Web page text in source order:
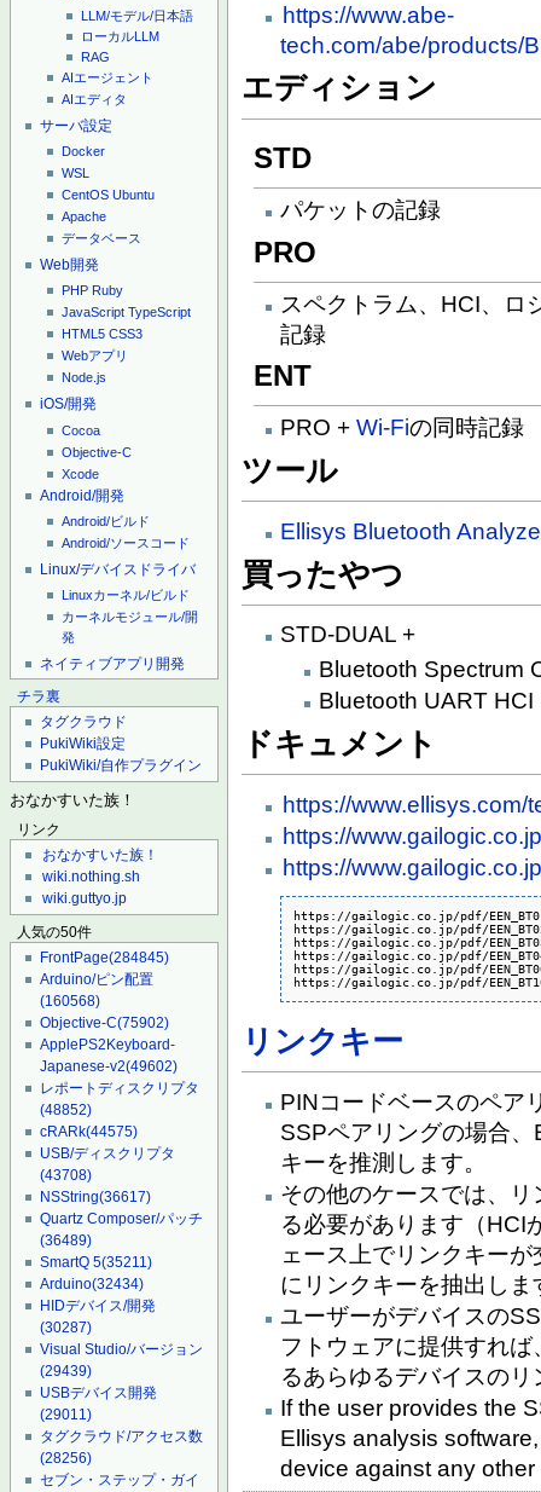
LLM/モデル/日本語
ローカルLLM
RAG
AIエージェント
AIエディタ
サーバ設定
Docker
WSL
CentOS Ubuntu
Apache
データベース
Web開発
PHP Ruby
JavaScript TypeScript
HTML5 CSS3
Webアプリ
Node.js
iOS/開発
Cocoa
Objective-C
Xcode
Android/開発
Android/ビルド
Android/ソースコード
Linux/デバイスドライバ
Linuxカーネル/ビルド
カーネルモジュール/開
発
ネイティブアプリ開発
チラ裏
タグクラウド
PukiWiki設定
PukiWiki/自作プラグイン
おなかすいた族！
リンク
おなかすいた族！
wiki.nothing.sh
wiki.guttyo.jp
人気の50件
FrontPage(284845)
Arduino/ピン配置
(160568)
Objective-C(75902)
ApplePS2Keyboard-
Japanese-v2(49602)
レポートディスクリプタ
(48852)
cRARk(44575)
USB/ディスクリプタ
(43708)
NSString(36617)
Quartz Composer/パッチ
(36489)
SmartQ 5(35211)
Arduino(32434)
HIDデバイス/開発
(30287)
Visual Studio/バージョン
(29439)
USBデバイス開発
(29011)
タグクラウド/アクセス数
(28256)
セブン・ステップ・ガイ
https://www.abe-
tech.com/abe/products/
エディション
STD
パケットの記録
PRO
スペクトラム、HCI、
記録
ENT
PRO +Wi-Fiの同時記録
ツール
Ellisys Bluetooth
買ったやつ
STD-DUAL +
Bluetooth Spectrum
Bluetooth UART HCI
ドキュメント
https://
https://
https://
https://gailogic.co.jp/pdf/EEN_BT01J-
https://gailogic.co.jp/pdf/EEN_BT02J-
https://gailogic.co.jp/pdf/EEN_BT03J-
https://gailogic.co.jp/pdf/EEN_BT04J-
https://gailogic.co.jp/pdf/EEN_BT06J-
https://gailogic.co.jp/pdf/EEN_BT10J-
リンクキー
PINコードベースのペア
SSPペアリングの場合
キーを推測します。
その他のケースでは、
る必要があります（HCI
ェース上でリンクキー
にリンクキーを抽出しま
ユーザーがデバイスの
フトウェアに提供すれ
るあらゆるデバイスの
If the user provides the
Ellisys analysis
device against any